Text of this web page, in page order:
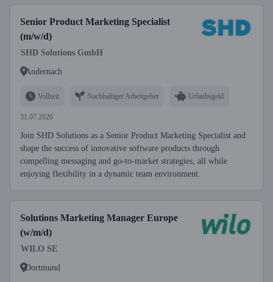
Senior Product Marketing Specialist
(m/w/d)
SHD Solutions GmbH
Andernach
Vollzeit Nachhaltiger Arbeitgeber Urlaubsgeld
31.07.2026
Join SHD Solutions as a Senior Product Marketing Specialist and
shape the success of innovative software products through
compelling messaging and go-to-market strategies, all while
enjoying flexibility in a dynamic team environment.
Solutions Marketing Manager Europe
(w/m/d)
WILO SE
Dortmund